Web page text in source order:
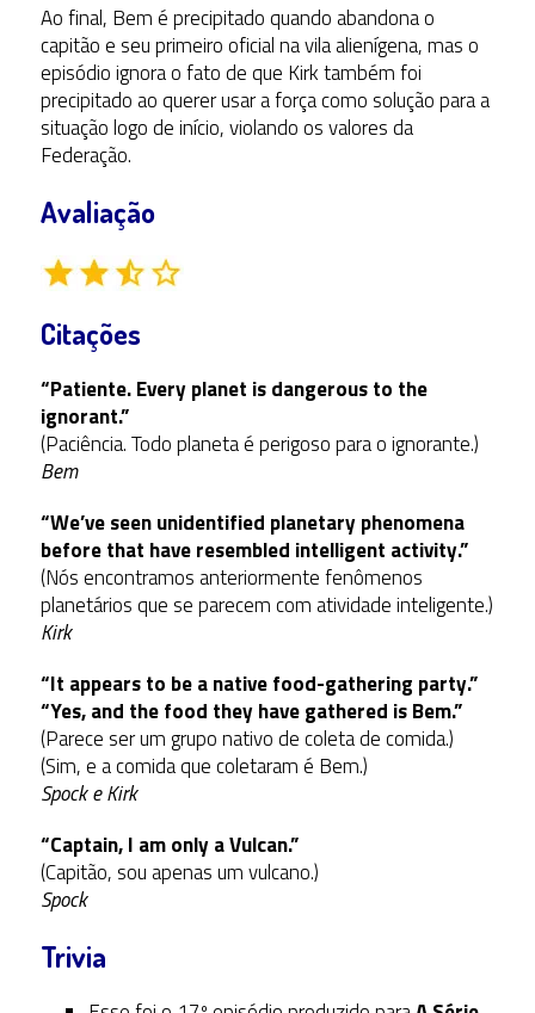
Ao final, Bem é precipitado quando abandona o
capitão e seu primeiro oficial na vila alienígena, mas o
episódio ignora o fato de que Kirk também foi
precipitado ao querer usar a força como solução para a
situação logo de início, violando os valores da
Federação.
Avaliação
Citações
“Patiente. Every planet is dangerous to the
ignorant.”
(Paciência. Todo planeta é perigoso para o ignorante.)
Bem
“We’ve seen unidentified planetary phenomena
before that have resembled intelligent activity.”
(Nós encontramos anteriormente fenômenos
planetários que se parecem com atividade inteligente.)
Kirk
“It appears to be a native food-gathering party.”
“Yes, and the food they have gathered is Bem.”
(Parece ser um grupo nativo de coleta de comida.)
(Sim, e a comida que coletaram é Bem.)
Spock e Kirk
“Captain, I am only a Vulcan.”
(Capitão, sou apenas um vulcano.)
Spock
Trivia